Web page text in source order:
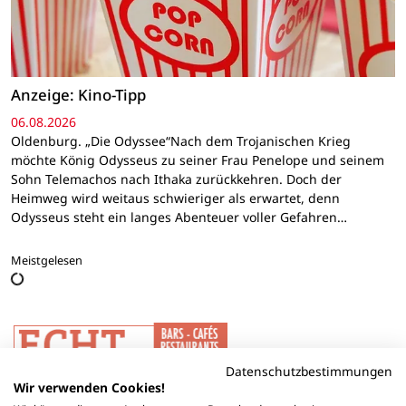
Anzeige: Kino-Tipp
06.08.2026
Oldenburg. „Die Odyssee“Nach dem Trojanischen Krieg
möchte König Odysseus zu seiner Frau Penelope und seinem
Sohn Telemachos nach Ithaka zurückkehren. Doch der
Heimweg wird weitaus schwieriger als erwartet, denn
Odysseus steht ein langes Abenteuer voller Gefahren…
Meistgelesen
Datenschutzbestimmungen
Wir verwenden Cookies!